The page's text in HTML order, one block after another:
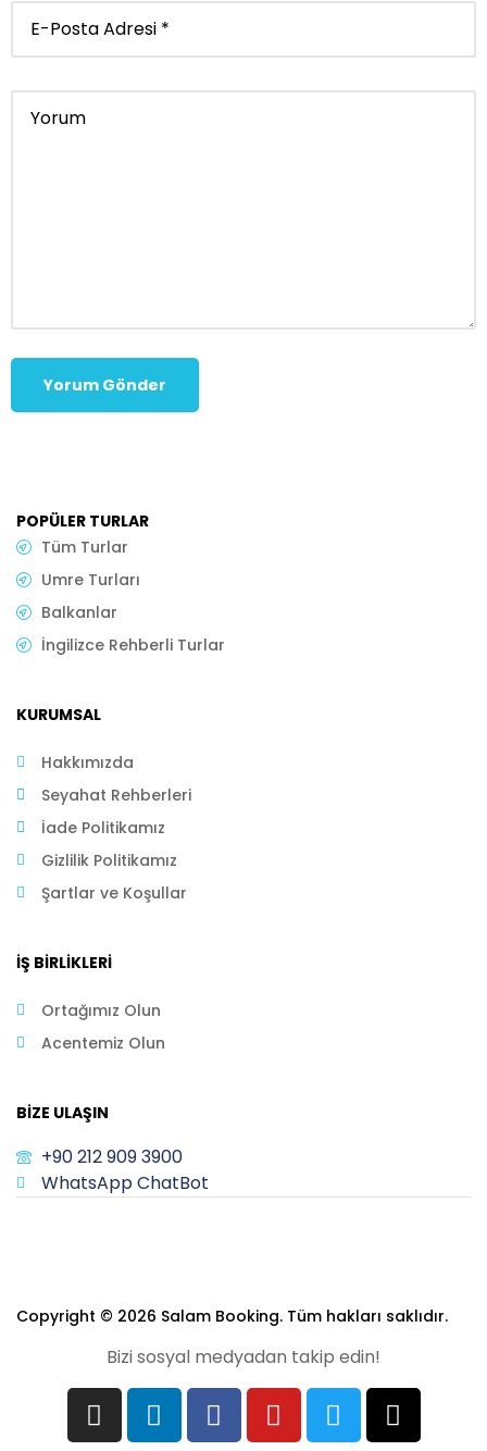
POPÜLER TURLAR
Tüm Turlar
Umre Turları
Balkanlar
İngilizce Rehberli Turlar
KURUMSAL
Hakkımızda
Seyahat Rehberleri
İade Politikamız
Gizlilik Politikamız
Şartlar ve Koşullar
İŞ BIRLIKLERI
Ortağımız Olun
Acentemiz Olun
BIZE ULAŞIN
+90 212 909 3900
WhatsApp ChatBot
Copyright © 2026 Salam Booking. Tüm hakları saklıdır.
Bizi sosyal medyadan takip edin!